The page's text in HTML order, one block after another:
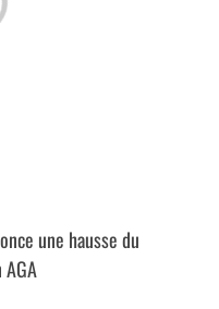
une hausse du